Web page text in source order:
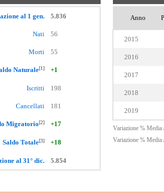
al 1 gen. 5.836
Nati 56
Morti 55
Naturale[1] +1
Iscritti 198
Cancellati 181
Migratorio[2] +17
Saldo Totale[3] +18
al 31° dic. 5.854
Anno
2015
2016
2017
2018
2019
Variazione %
Variazione %